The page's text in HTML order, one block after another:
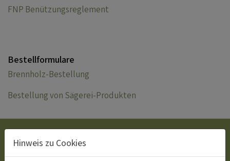
FNP Benützungsreglement
Bestellformulare
Brennholz-Bestellung
Bestellung von Sägerei-Produkten
Adresse
Ortsgemeinde Wartau
Hinweis zu Cookies